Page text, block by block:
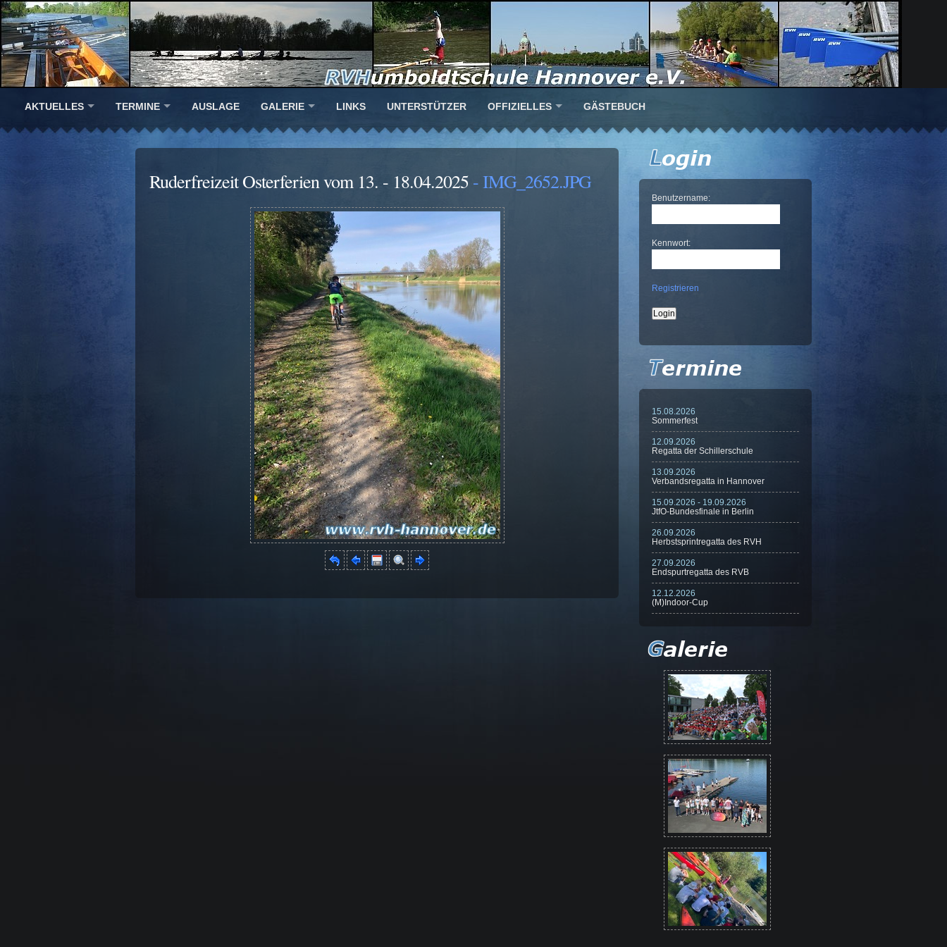
AKTUELLES TERMINE AUSLAGE GALERIE LINKS UNTERSTÜTZER OFFIZIELLES GÄSTEBUCH
Ruderfreizeit Osterferien vom 13. - 18.04.2025 - IMG_2652.JPG
Benutzername:
Kennwort:
Registrieren
15.08.2026
Sommerfest
12.09.2026
Regatta der Schillerschule
13.09.2026
Verbandsregatta in Hannover
15.09.2026 - 19.09.2026
JtfO-Bundesfinale in Berlin
26.09.2026
Herbstsprintregatta des RVH
27.09.2026
Endspurtregatta des RVB
12.12.2026
(M)Indoor-Cup